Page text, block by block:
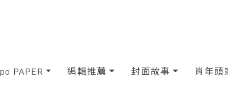
PAPER 編輯推薦 封面故事 肖年頭